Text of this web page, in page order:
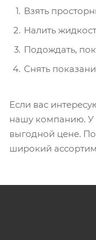
Взять
Налить
Подождать,
Снять
Если вас
нашу компанию. У
выгодной цене.
широкий